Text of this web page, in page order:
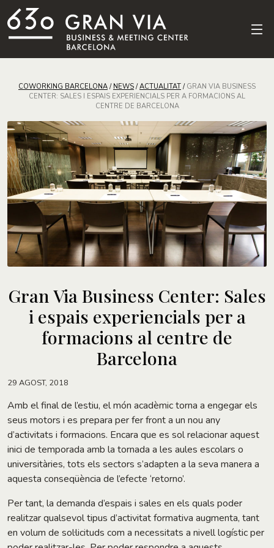
COWORKING BARCELONA / NEWS /ACTUALITAT / GRAN VIA BUSINESS
CENTER: SALES I ESPAIS EXPERIENCIALS PER A FORMACIONS AL
CENTRE DE BARCELONA
Gran Via Business Center: Sales
i espais experiencials per a
formacions al centre de
Barcelona
29 AGOST, 2018
Amb el final de l’estiu, el món acadèmic torna a engegar els
seus motors i es prepara per fer front a un nou any
d’activitats i formacions. Encara que es sol relacionar aquest
inici de temporada amb la tornada a les aules escolars o
universitàries, tots els sectors s’adapten a la seva manera a
aquesta conseqüència de l’efecte ‘retorno’.
Per tant, la demanda d’espais i sales en els quals poder
realitzar qualsevol tipus d’activitat formativa augmenta, tant
en volum de sol·licituds com a necessitats a nivell logístic per